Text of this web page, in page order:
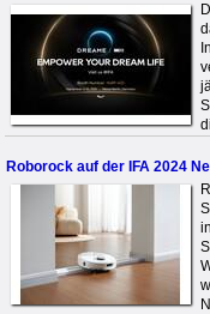
Roborock auf der IFA 2024